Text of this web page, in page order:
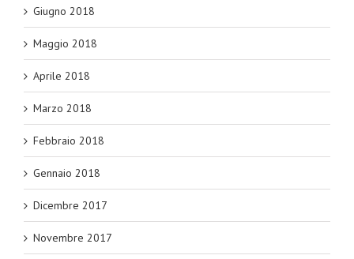
Giugno 2018
Maggio 2018
Aprile 2018
Marzo 2018
Febbraio 2018
Gennaio 2018
Dicembre 2017
Novembre 2017